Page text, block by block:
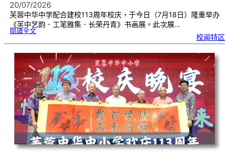
20/07/2026
芙蓉中华中学配合建校113周年校庆，于今日（7月18日）隆重举办
《芙中艺韵．工笔雅集．长荣丹青》书画展。此次展…
閱讀全文:《
艺
．
工
笔
雅
集
．
长
荣
丹
青
》
书
画
展
开
幕
校闻特区